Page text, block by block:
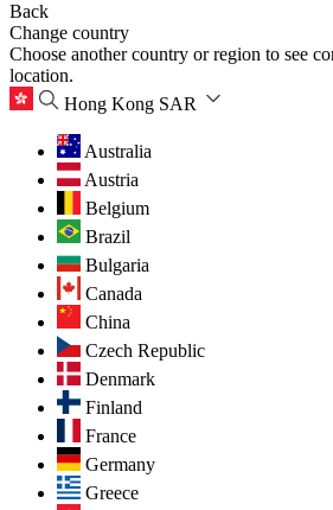
Back
Change country
Choose another country or region to see
location.
Hong Kong SAR
Australia
Austria
Belgium
Brazil
Bulgaria
Canada
China
Czech Republic
Denmark
Finland
France
Germany
Greece